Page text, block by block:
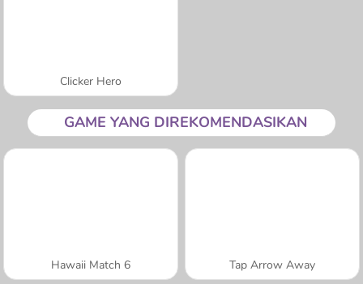
Clicker Hero
GAME YANG DIREKOMENDASIKAN
Hawaii Match 6 Tap Arrow Away